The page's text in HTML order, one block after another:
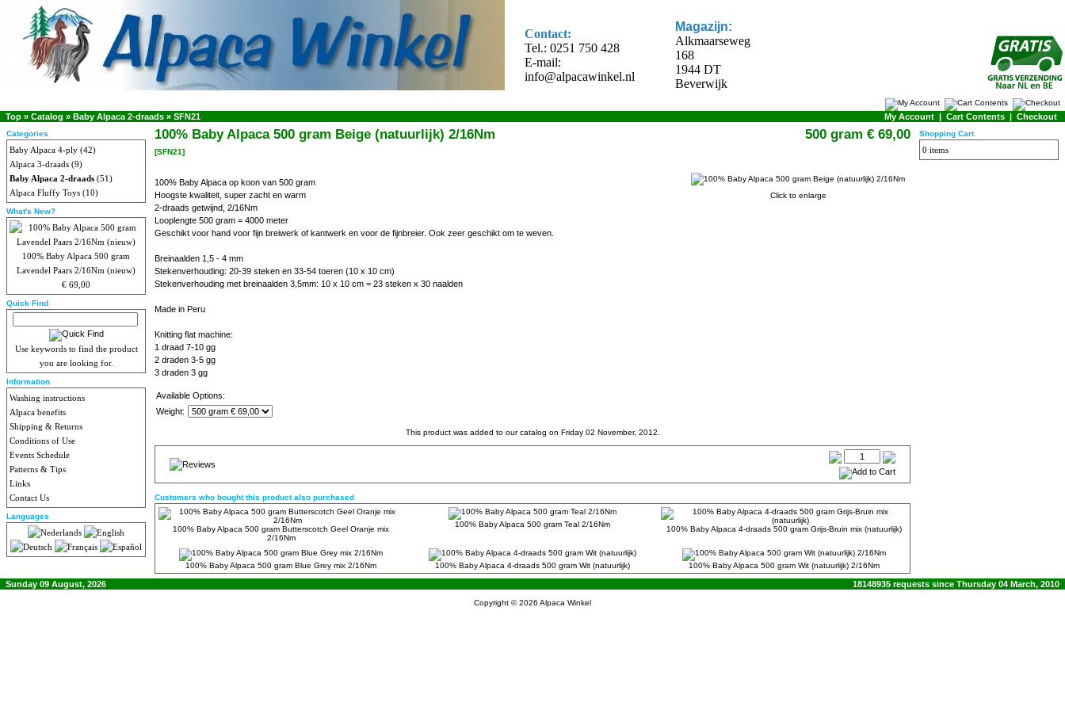
Contact:
Tel.: 0251 750 428
E-mail:
info@alpacawinkel.nl
Magazijn:
Alkmaarseweg
168
1944 DT
Beverwijk
Top » Catalog » Baby Alpaca 2-draads » SFN21 My Account | Cart Contents | Checkout
Categories
Baby Alpaca 4-ply (42)
Alpaca 3-draads (9)
Baby Alpaca 2-draads (51)
Alpaca Fluffy Toys (10)
What's New?
100% Baby Alpaca 500 gram
Lavendel Paars 2/16Nm (nieuw)
€ 69,00
Quick Find
Use keywords to find the product
you are looking for.
Information
Washing instructions
Alpaca benefits
Shipping & Returns
Conditions of Use
Events Schedule
Patterns & Tips
Links
Contact Us
Languages
100% Baby Alpaca 500 gram Beige (natuurlijk) 2/16Nm
[SFN21]
500 gram € 69,00
Click to enlarge
100% Baby Alpaca op koon van 500 gram
Hoogste kwaliteit, super zacht en warm
2-draads getwijnd, 2/16Nm
Looplengte 500 gram = 4000 meter
Geschikt voor hand voor fijn breiwerk of kantwerk en voor de fijnbreier. Ook zeer geschikt om te weven.
Breinaalden 1,5 - 4 mm
Stekenverhouding: 20-39 steken en 33-54 toeren (10 x 10 cm)
Stekenverhouding met breinaalden 3,5mm: 10 x 10 cm = 23 steken x 30 naalden
Made in Peru
Knitting flat machine:
1 draad 7-10 gg
2 draden 3-5 gg
3 draden 3 gg
Available Options:
Weight:
This product was added to our catalog on Friday 02 November, 2012.
Customers who bought this product also purchased
100% Baby Alpaca 500 gram Butterscotch Geel Oranje mix
2/16Nm
100% Baby Alpaca 500 gram Teal 2/16Nm
100% Baby Alpaca 4-draads 500 gram Grijs-Bruin mix (natuurlijk)
100% Baby Alpaca 500 gram Blue Grey mix 2/16Nm 100% Baby Alpaca 4-draads 500 gram Wit (natuurlijk) 100% Baby Alpaca 500 gram Wit (natuurlijk) 2/16Nm
Shopping Cart
0 items
Sunday 09 August, 2026 18148935 requests since Thursday 04 March, 2010
Copyright © 2026 Alpaca Winkel